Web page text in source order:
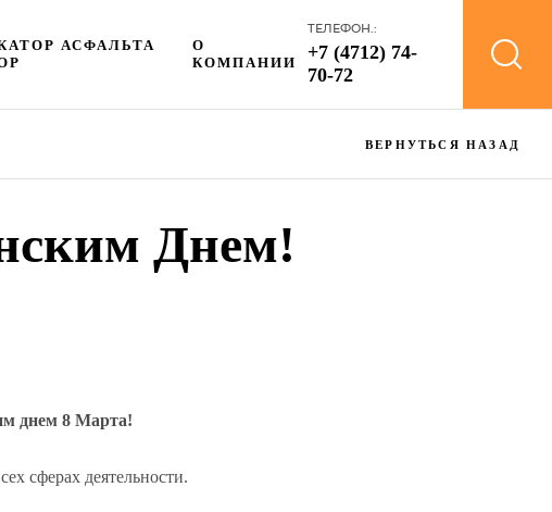
АСФАЛЬТА
О
КОМПАНИИ
ТЕЛЕФОН.:
+7 (4712) 74-
70-72
ВЕРНУТЬСЯ НАЗАД
Днем!
днем 8 Марта!
сферах деятельности.